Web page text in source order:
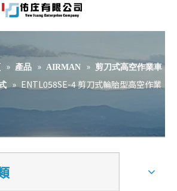
» 產品 » AIRMAN » 剪刀式高空作業車
» ENTL058SE-4 剪刀式輪胎型高空作業